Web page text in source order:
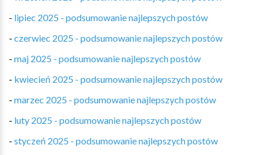
- lipiec 2025 - podsumowanie najlepszych postów
- czerwiec 2025 - podsumowanie najlepszych postów
- maj 2025 - podsumowanie najlepszych postów
- kwiecień 2025 - podsumowanie najlepszych postów
- marzec 2025 - podsumowanie najlepszych postów
- luty 2025 - podsumowanie najlepszych postów
- styczeń 2025 - podsumowanie najlepszych postów